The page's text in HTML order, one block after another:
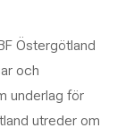
Östergötland
och
underlag för
utreder om